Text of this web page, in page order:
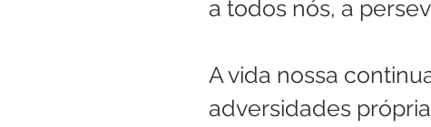
a todos nós, a
A vida nossa
adversidades